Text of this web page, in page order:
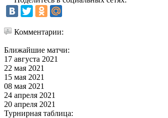
Комментарии:
Ближайшие матчи:
17 августа 2021
22 мая 2021
15 мая 2021
08 мая 2021
24 апреля 2021
20 апреля 2021
Турнирная таблица: